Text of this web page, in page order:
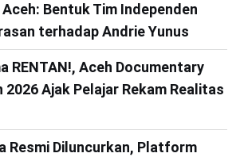
Aceh: Bentuk Tim Independen
terhadap Andrie Yunus
RENTAN!, Aceh Documentary
Ajak Pelajar Rekam Realitas
Resmi Diluncurkan, Platform